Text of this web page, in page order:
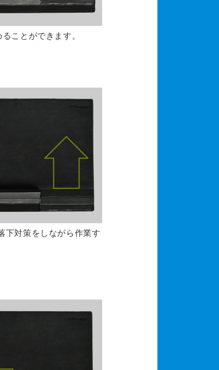
ことができます。
下対策をしながら作業す